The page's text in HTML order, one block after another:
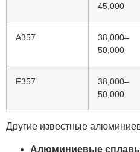
45,000
A357
38,000–
50,000
F357
38,000–
50,000
Другие известные
Алюминиевые